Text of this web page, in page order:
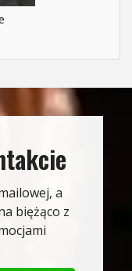
a
biężąco z